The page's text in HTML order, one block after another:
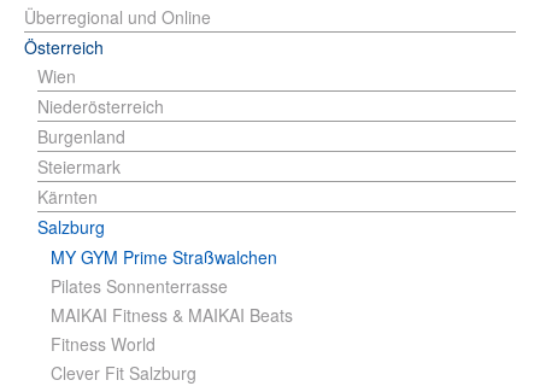
Überregional und Online
Österreich
Wien
Niederösterreich
Burgenland
Steiermark
Kärnten
Salzburg
MY GYM Prime Straßwalchen
Pilates Sonnenterrasse
MAIKAI Fitness & MAIKAI Beats
Fitness World
Clever Fit Salzburg